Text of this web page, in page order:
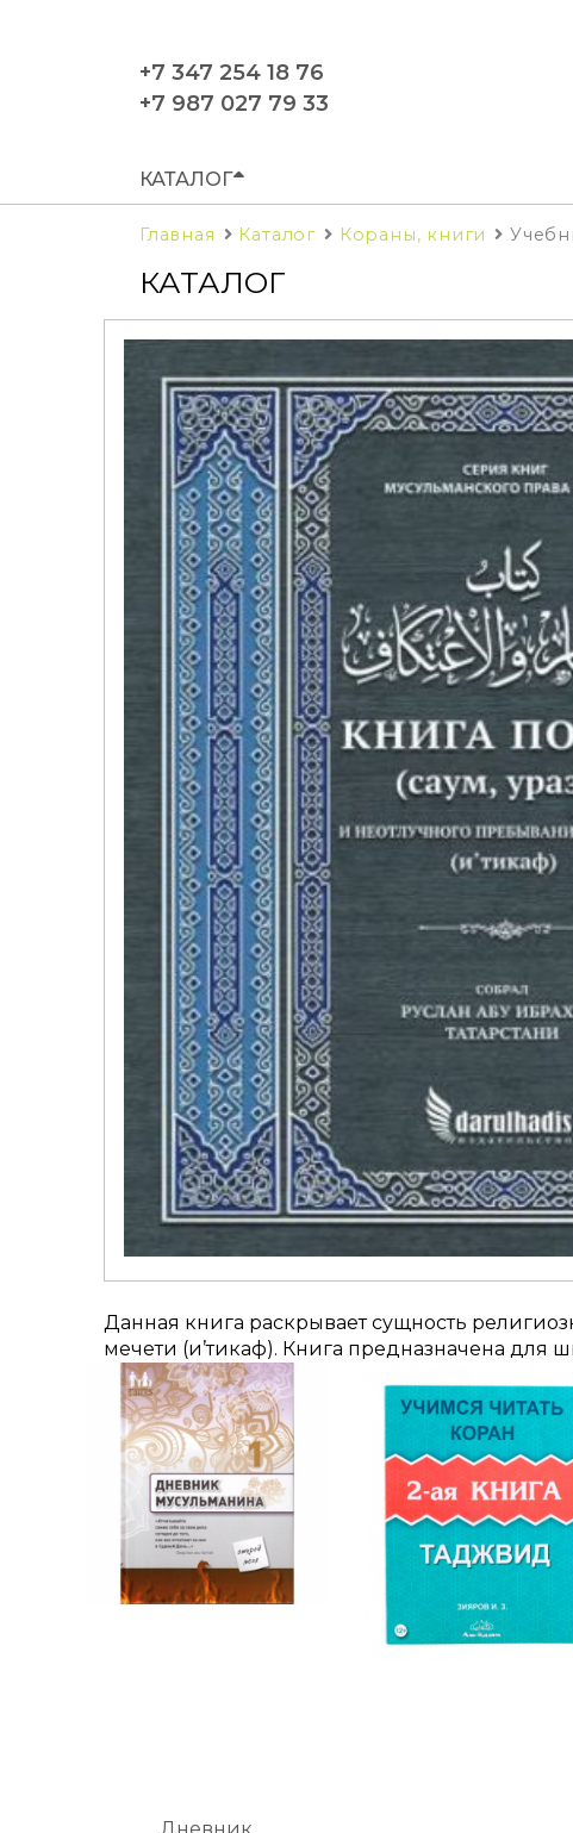
+7 347 254 18 76
+7 987 027 79 33
КАТАЛОГ
Главная Каталог Кораны, книги
КАТАЛОГ
Данная книга раскрывает сущность
мечети (и’тикаф). Книга предназначена для